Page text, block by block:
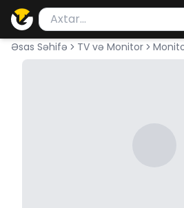
Məhsul axtar
Axtarış üçün ən azı 2
Əsas Səhifə TV və Monitor